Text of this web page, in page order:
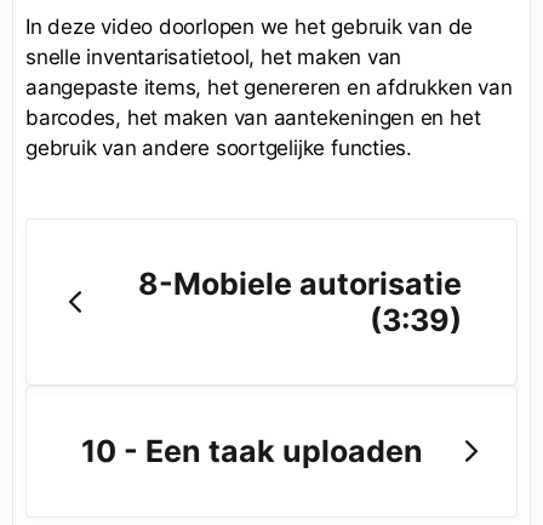
In deze video doorlopen we het gebruik van de
snelle inventarisatietool, het maken van
aangepaste items, het genereren en afdrukken van
barcodes, het maken van aantekeningen en het
gebruik van andere soortgelijke functies.
8-Mobiele autorisatie
(3:39)
10 - Een taak uploaden